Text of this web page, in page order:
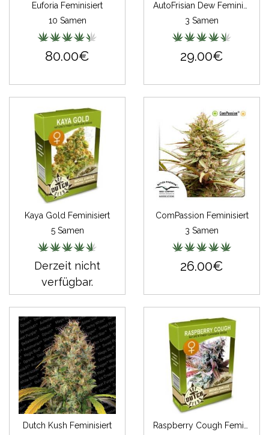
Euforia Feminisiert
10 Samen
80.00€
3 Samen
29.00€
Kaya Gold Feminisiert
5 Samen
Derzeit nicht
verfügbar.
ComPassion Feminisiert
3 Samen
26.00€
Dutch Kush Feminisiert